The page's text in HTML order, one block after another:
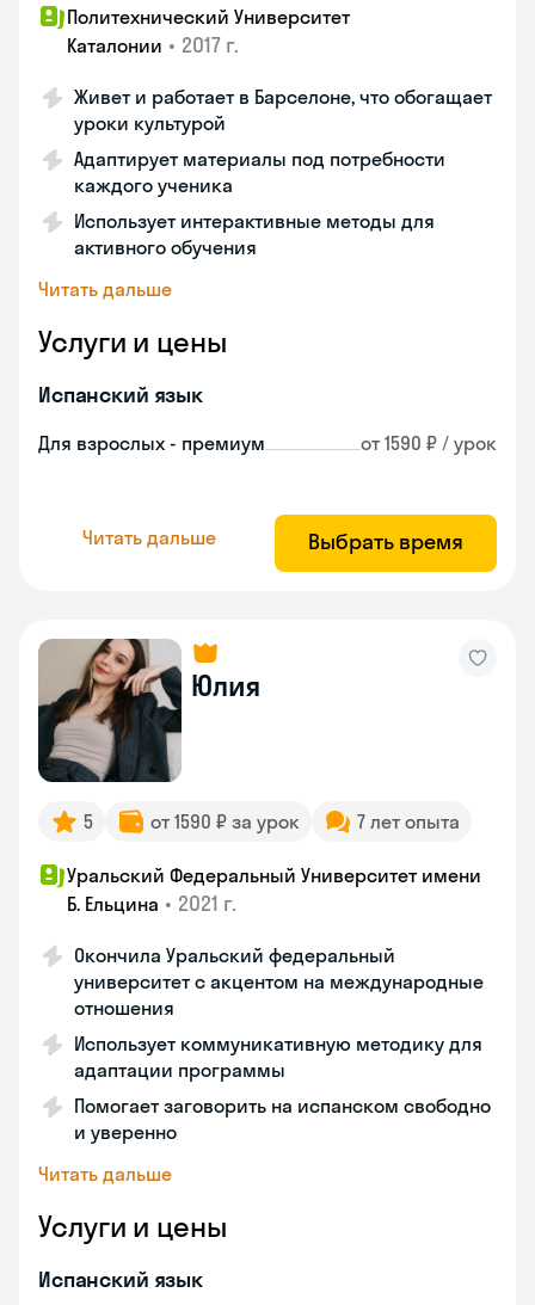
Политехнический Университет
Каталонии • 2017 г.
Живет и работает в Барселоне, что обогащает
уроки культурой
Адаптирует материалы под потребности
каждого ученика
Использует интерактивные методы для
активного обучения
Читать дальше
Услуги и цены
Испанский язык
Для взрослых - премиум от 1590 ₽ / урок
Читать дальше Выбрать время
Юлия
5 от 1590 ₽ за урок 7 лет опыта
Уральский Федеральный Университет имени
Б. Ельцина • 2021 г.
Окончила Уральский федеральный
университет с акцентом на международные
отношения
Использует коммуникативную методику для
адаптации программы
Помогает заговорить на испанском свободно
и уверенно
Читать дальше
Услуги и цены
Испанский язык